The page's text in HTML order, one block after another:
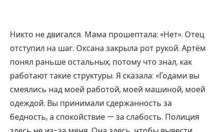
Никто не двигался. Мама прошептала: «Нет». Отец
отступил на шаг. Оксана закрыла рот рукой. Артём
понял раньше остальных, потому что знал, как
работают такие структуры. Я сказала: «Годами вы
смеялись над моей работой, моей машиной, моей
одеждой. Вы принимали сдержанность за
бедность, а спокойствие — за слабость. Полиция